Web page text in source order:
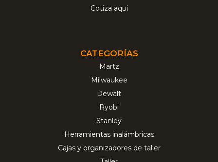
Cotiza aqui
CATEGORÍAS
Martz
Milwaukee
Dewalt
Ryobi
Stanley
Herramientas inalámbricas
Cajas y organizadores de taller